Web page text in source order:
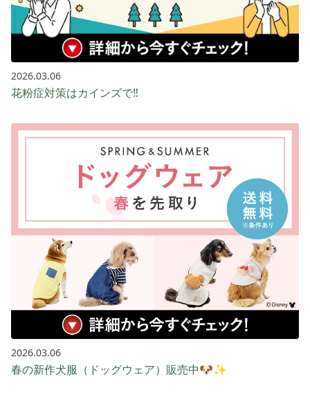
2026.03.06
花粉症対策はカインズで‼️
2026.03.06
春の新作犬服（ドッグウェア）販売中🐶✨